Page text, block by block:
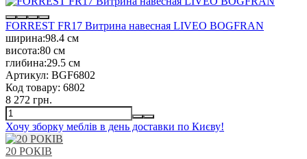
FORREST FR17 Витрина навесная LIVEO BOGFRAN
ширина:98.4 см
висота:80 см
глибина:29.5 см
Артикул: BGF6802
Код товару: 6802
8 272 грн.
Хочу зборку меблів в день доставки по Києву!
20 РОКІВ